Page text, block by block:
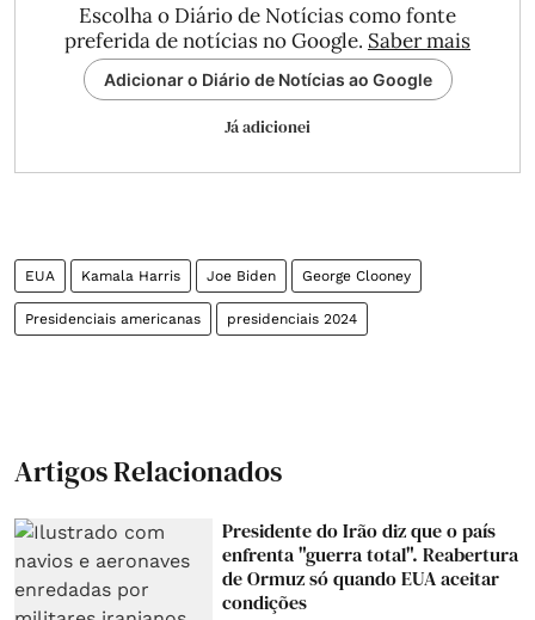
Escolha o Diário de Notícias como fonte
preferida de notícias no Google. Saber mais
Adicionar o Diário de Notícias ao Google
Já adicionei
EUA Kamala Harris Joe Biden George Clooney
Presidenciais americanas presidenciais 2024
Artigos Relacionados
Presidente do Irão diz que o país
enfrenta "guerra total". Reabertura
de Ormuz só quando EUA aceitar
condições